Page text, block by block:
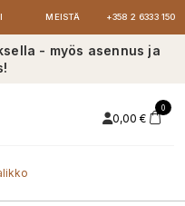
MEISTÄ +358 2 6333 150
- myös asennus ja
0,00 €
0